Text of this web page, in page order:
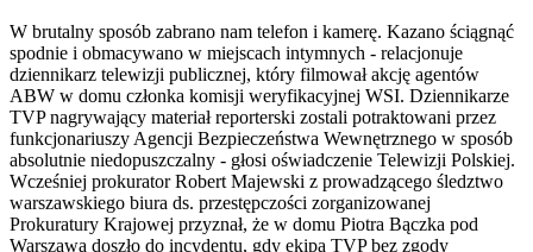
W brutalny sposób zabrano nam telefon i kamerę. Kazano ściągnąć
spodnie i obmacywano w miejscach intymnych - relacjonuje
dziennikarz telewizji publicznej, który filmował akcję agentów
ABW w domu członka komisji weryfikacyjnej WSI. Dziennikarze
TVP nagrywający materiał reporterski zostali potraktowani przez
funkcjonariuszy Agencji Bezpieczeństwa Wewnętrznego w sposób
absolutnie niedopuszczalny - głosi oświadczenie Telewizji Polskiej.
Wcześniej prokurator Robert Majewski z prowadzącego śledztwo
warszawskiego biura ds. przestępczości zorganizowanej
Prokuratury Krajowej przyznał, że w domu Piotra Bączka pod
Warszawą doszło do incydentu, gdy ekipa TVP bez zgody